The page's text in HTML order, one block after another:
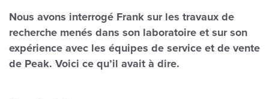
Nous avons interrogé Frank sur les travaux de
recherche menés dans son laboratoire et sur son
expérience avec les équipes de service et de vente
de Peak. Voici ce qu’il avait à dire.